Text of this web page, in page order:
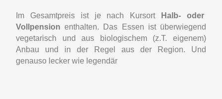
Im Gesamtpreis ist je nach KursortHalb- oder
Vollpension enthalten. Das Essen ist überwiegend
vegetarisch und aus biologischem (z.T. eigenem)
Anbau und in der Regel aus der Region. Und
genauso lecker wie legendär